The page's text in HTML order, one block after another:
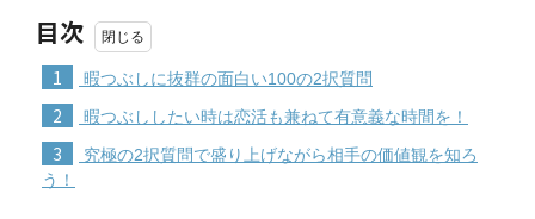
目次
1 暇つぶしに抜群の面白い100の2択質問
2 暇つぶししたい時は恋活も兼ねて有意義な時間を！
3
究極の2択質問で盛り上げながら相手の価値観を知ろ
う！